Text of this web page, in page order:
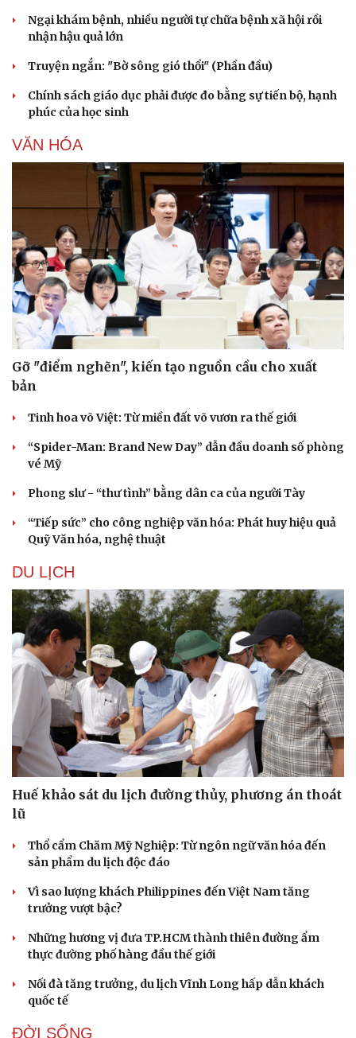
Du lịch
Tư vấn
Săn Tour
check-in
Podcast
Câu chuyện thời sự
Đọc truyện đêm khuya
Cửa sổ tình yêu
Kể chuyện cho bé
Hạt giống tâm hồn
Ngại khám bệnh, nhiều người tự chữa bệnh xã hội rồi
nhận hậu quả lớn
Truyện ngắn: "Bờ sông gió thổi" (Phần đầu)
Chính sách giáo dục phải được đo bằng sự tiến bộ, hạnh
phúc của học sinh
VĂN HÓA
Gỡ "điểm nghẽn", kiến tạo nguồn cầu cho xuất
bản
Tinh hoa võ Việt: Từ miền đất võ vươn ra thế giới
“Spider-Man: Brand New Day” dẫn đầu doanh số phòng
vé Mỹ
Phong slư - “thư tình” bằng dân ca của người Tày
“Tiếp sức” cho công nghiệp văn hóa: Phát huy hiệu quả
Quỹ Văn hóa, nghệ thuật
DU LỊCH
Huế khảo sát du lịch đường thủy, phương án thoát
lũ
Thổ cẩm Chăm Mỹ Nghiệp: Từ ngôn ngữ văn hóa đến
sản phẩm du lịch độc đáo
Vì sao lượng khách Philippines đến Việt Nam tăng
trưởng vượt bậc?
Những hương vị đưa TP.HCM thành thiên đường ẩm
thực đường phố hàng đầu thế giới
Nối đà tăng trưởng, du lịch Vĩnh Long hấp dẫn khách
quốc tế
ĐỜI SỐNG